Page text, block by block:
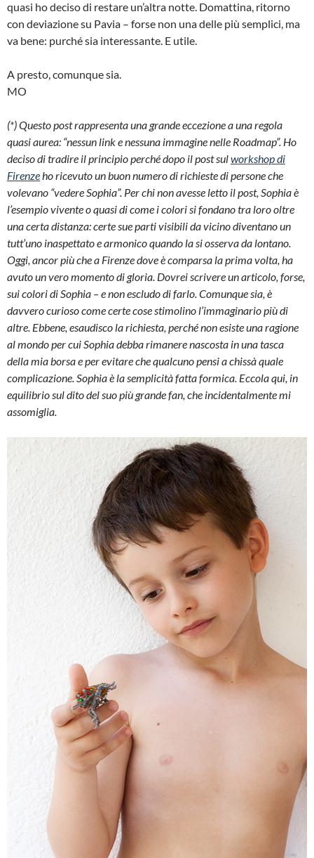
quasi ho deciso di restare un’altra notte. Domattina, ritorno
con deviazione su Pavia – forse non una delle più semplici, ma
va bene: purché sia interessante. E utile.
A presto, comunque sia.
MO
(*) Questo post rappresenta una grande eccezione a una regola
quasi aurea: “nessun link e nessuna immagine nelle Roadmap”. Ho
deciso di tradire il principio perché dopo il post sulworkshop di
Firenzeho ricevuto un buon numero di richieste di persone che
volevano “vedere Sophia”. Per chi non avesse letto il post, Sophia è
l’esempio vivente o quasi di come i colori si fondano tra loro oltre
una certa distanza: certe sue parti visibili da vicino diventano un
tutt’uno inaspettato e armonico quando la si osserva da lontano.
Oggi, ancor più che a Firenze dove è comparsa la prima volta, ha
avuto un vero momento di gloria. Dovrei scrivere un articolo, forse,
sui colori di Sophia – e non escludo di farlo. Comunque sia, è
davvero curioso come certe cose stimolino l’immaginario più di
altre. Ebbene, esaudisco la richiesta, perché non esiste una ragione
al mondo per cui Sophia debba rimanere nascosta in una tasca
della mia borsa e per evitare che qualcuno pensi a chissà quale
complicazione. Sophia è la semplicità fatta formica. Eccola qui, in
equilibrio sul dito del suo più grande fan, che incidentalmente mi
assomiglia.